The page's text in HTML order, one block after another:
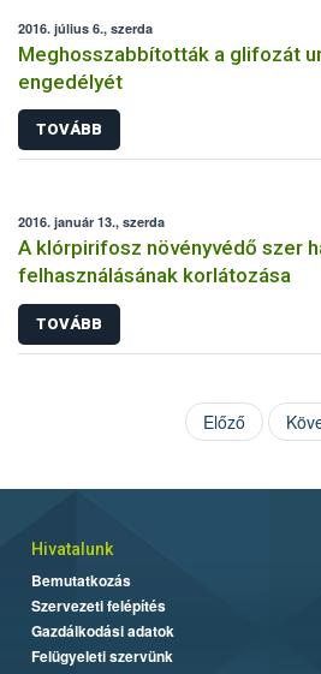
2016. július 6., szerda
Meghosszabbították a glifozát
engedélyét
TOVÁBB
2016. január 13., szerda
A klórpirifosz növényvédő szer
felhasználásának korlátozása
TOVÁBB
Előző
Hivatalunk
Bemutatkozás
Szervezeti felépítés
Gazdálkodási adatok
Felügyeleti szervünk